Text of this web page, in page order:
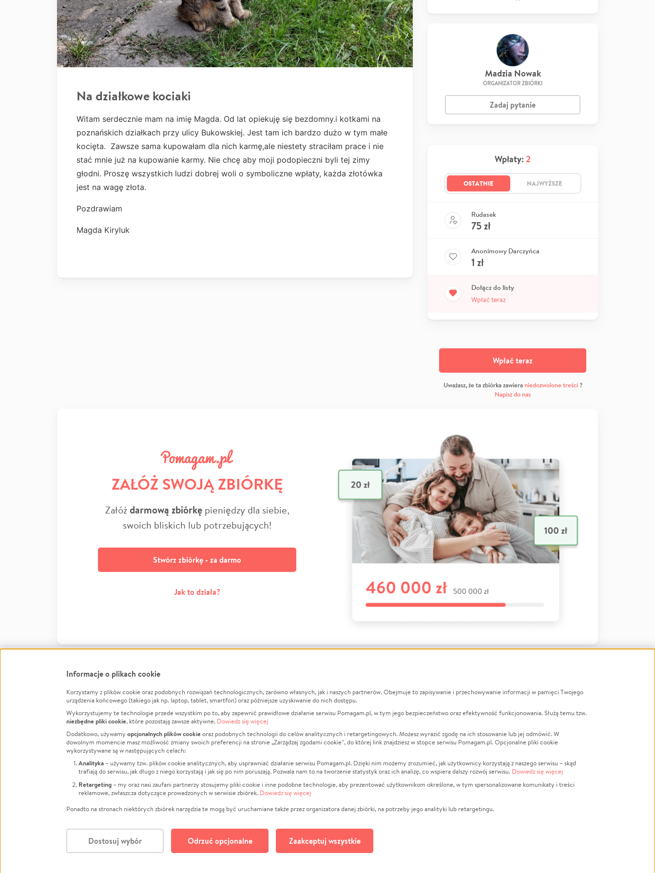
Na działkowe kociaki
Witam serdecznie mam na imię Magda. Od lat opiekuję się bezdomny.i kotkami na
poznańskich działkach przy ulicy Bukowskiej. Jest tam ich bardzo dużo w tym małe
kocięta. Zawsze sama kupowałam dla nich karmę,ale niestety straciłam prace i nie
stać mnie już na kupowanie karmy. Nie chcę aby moji podopieczni byli tej zimy
głodni. Proszę wszystkich ludzi dobrej woli o symboliczne wpłaty, każda złotówka
jest na wagę złota.
Pozdrawiam
Magda Kiryluk
Madzia Nowak
ORGANIZATOR ZBIÓRKI
Zadaj pytanie
Wpłaty: 2
OSTATNIE NAJWYŻSZE
Rudasek
75zł
Anonimowy Darczyńca
1 zł
Dołącz do listy
Wpłać teraz
Wpłać teraz
Uważasz, że ta zbiórka zawiera niedozwolone treści?
Napisz do nas
ZAŁÓŻ SWOJĄ ZBIÓRKĘ
Załóżdarmową zbiórkępieniędzy dla siebie,
swoich bliskich lub potrzebujących!
Stwórz zbiórkę - za darmo
Jak to działa?
FacebookTwitter Instagram
LinkedInTikTok Youtube
Informacje
Jak to działa?
Regulamin
Polityka Prywatności
Kontakt
Porównanie serwisów
Polityka plików cookie
Zarządzaj zgodami cookie
O nas
Opinie
Raporty
Za darmo
Dla NGO
Fundacja Pomagam.pl
Zbieraj na
Leczenie
Zwierzęta
Pożar
Sport
Pomoc Finansowa
Pogrzeb
LGBTQ+
Powódź
Wichura
Religia
Edukacja
Polski
Informacje o plikach cookie
Korzystamy z plików cookie oraz podobnych rozwiązań technologicznych, zarówno własnych, jak i naszych partnerów. Obejmuje to zapisywanie i przechowywanie informacji w pamięci Twojego
urządzenia końcowego (takiego jak np. laptop, tablet, smartfon) oraz późniejsze uzyskiwanie do nich dostępu.
Wykorzystujemy te technologie przede wszystkim po to, aby zapewnić prawidłowe działanie serwisu Pomagam.pl, w tym jego bezpieczeństwo oraz efektywność funkcjonowania. Służą temu tzw.
niezbędne pliki cookie, które pozostają zawsze aktywne. Dowiedz się więcej
Dodatkowo, używamy opcjonalnych plików cookieoraz podobnych technologii do celów analitycznych i retargetingowych. Możesz wyrazić zgodę na ich stosowanie lub jej odmówić. W
dowolnym momencie masz możliwość zmiany swoich preferencji na stronie „Zarządzaj zgodami cookie”, do której link znajdziesz w stopce serwisu Pomagam.pl. Opcjonalne pliki cookie
wykorzystywane są w następujących celach:
Analityka – używamy tzw. plików cookie analitycznych, aby usprawniać działanie serwisu Pomagam.pl. Dzięki nim możemy zrozumieć, jak użytkownicy korzystają z naszego serwisu – skąd
trafiają do serwisu, jak długo z niego korzystają i jak się po nim poruszają. Pozwala nam to na tworzenie statystyk oraz ich analizę, co wspiera dalszy rozwój serwisu. Dowiedz się więcej
Retargeting – my oraz nasi zaufani partnerzy stosujemy pliki cookie i inne podobne technologie, aby prezentować użytkownikom określone, w tym spersonalizowane komunikaty i treści
reklamowe, zwłaszcza dotyczące prowadzonych w serwisie zbiórek. Dowiedz się więcej
Ponadto na stronach niektórych zbiórek narzędzia te mogą być uruchamiane także przez organizatora danej zbiórki, na potrzeby jego analityki lub retargetingu.
Dostosuj wybór Odrzuć opcjonalne Zaakceptuj wszystkie